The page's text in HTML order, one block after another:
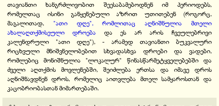
თავიანთი ხანგრძლივობით შეესაბამებოდნენ იმ პერიოდებს,
რომელთაც ისინი განყენებული აზრით უთითებენ (როგორც,
მაგალითად, "ათი დღე", რომლითაც აღნიშნულია მთელი
ახალაღთქმისეული დროება და ეს არ არის ჩვეულებრივი
კალენდრული "ათი დღე"), - არამედ თავიანთი ბუკვალური
რიცხვული მნიშვნელობებით სხვადასხვა დროები და ვადები,
რომლებიც მონიშნულია "ლოკალურ" წინასწარმეტყველებებში და
ძველი აღთქმის მოვლენებში, შეიძლება ერთსა და იმავე დროს
აღნიშნავდნენ დროს, რომელიც აითვლება მთელ სამყაროსთან და
კაცობრიობასთან მიმართებაში.